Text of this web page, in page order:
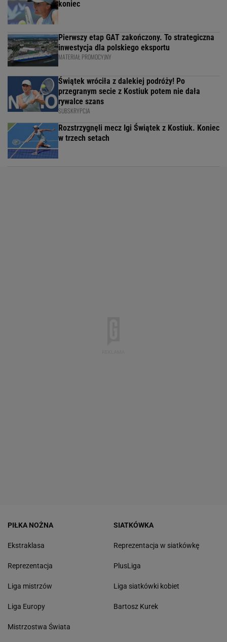
koniec
Pierwszy etap GAT zakończony. To strategiczna
inwestycja dla polskiego eksportu
MATERIAŁ PROMOCYJNY
Świątek wróciła z dalekiej podróży! Po
przegranym secie z Kostiuk potem nie dała
rywalce szans
SUBSKRYPCJA
Rozstrzygnęli mecz Igi Świątek z Kostiuk. Koniec
w trzech setach
PIŁKA NOŻNA
Ekstraklasa
Reprezentacja
Liga mistrzów
Liga Europy
Mistrzostwa Świata
SIATKÓWKA
Reprezentacja w siatkówkę
PlusLiga
Liga siatkówki kobiet
Bartosz Kurek